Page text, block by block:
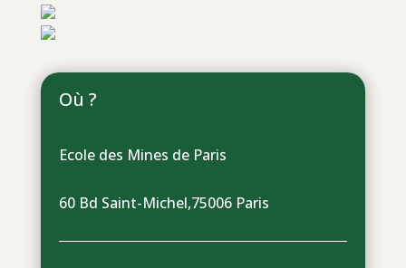
Où ?
Ecole des Mines de Paris
60 Bd Saint-Michel,75006 Paris